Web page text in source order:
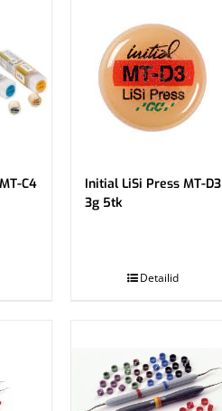
C4
Initial LiSi Press MT-D3
3g 5tk
Detailid